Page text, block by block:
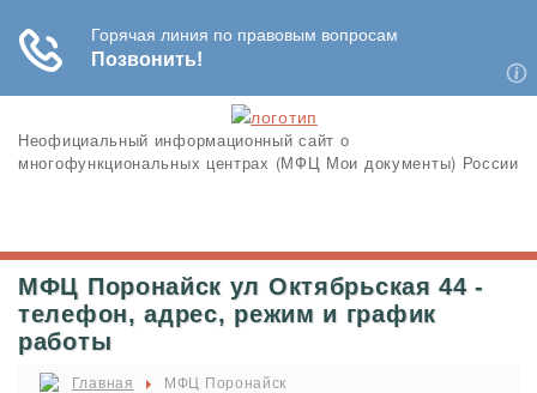
Неофициальный информационный сайт о
многофункциональных центрах (МФЦ Мои документы) России
МФЦ Поронайск ул Октябрьская 44 -
телефон, адрес, режим и график
работы
Главная МФЦ Поронайск